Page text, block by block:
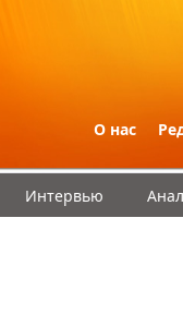
О нас
Интервью